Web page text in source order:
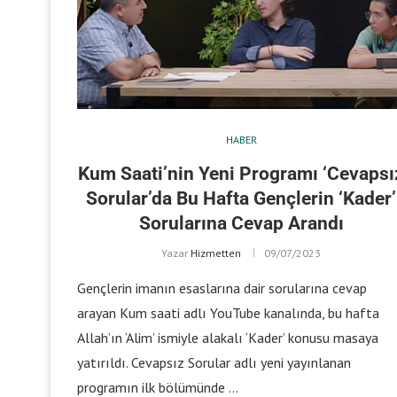
HABER
Kum Saati’nin Yeni Programı
Sorular’da Bu Hafta Gençlerin ‘Kader’
Sorularına Cevap Arandı
Yazar Hizmetten 09/07/2023
Gençlerin imanın esaslarına dair sorularına cevap
arayan Kum saati adlı YouTube kanalında, bu hafta
Allah’ın ‘Alim’ ismiyle alakalı ‘Kader’ konusu masaya
yatırıldı. Cevapsız Sorular adlı yeni yayınlanan
programın ilk bölümünde …